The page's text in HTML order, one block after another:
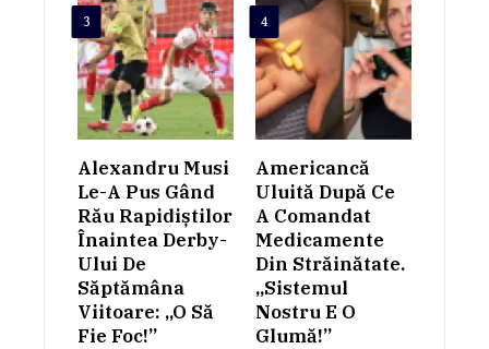
3
Alexandru Musi
Le-A Pus Gând
Rău Rapidiștilor
Înaintea Derby-
Ului De
Săptămâna
Viitoare: „O Să
Fie Foc!”
4
Americancă
Uluită După Ce
A Comandat
Medicamente
Din Străinătate.
„Sistemul
Nostru E O
Glumă!”